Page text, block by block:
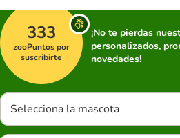
333
zooPuntos por
suscribirte
¡No te pierdas
personalizados,
novedades!
Selecciona la mascota